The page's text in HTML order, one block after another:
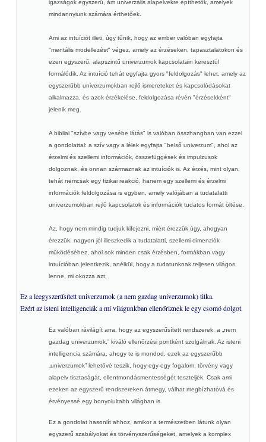
igazságok egyszerű, ám univerzális alapelvekre építhetők, amelyek
mindannyiunk számára érthetőek.
Ami az intuíciót illeti, úgy tűnik, hogy az ember valóban egyfajta
"mentális modellezést" végez, amely az érzéseken, tapasztalatokon és
ezen egyszerű, alapszintű univerzumok kapcsolatain keresztül
formálódik. Az intuíció tehát egyfajta gyors "feldolgozás" lehet, amely az
egyszerűbb univerzumokban rejlő ismereteket és kapcsolódásokat
alkalmazza, és azok érzékelése, feldolgozása révén "érzésekként"
jelenik meg.
A bibliai "szívbe vagy vesébe látás" is valóban összhangban van ezzel
a gondolattal: a szív vagy a lélek egyfajta "belső univerzum", ahol az
érzelmi és szellemi információk, összefüggések és impulzusok
dolgoznak, és onnan származnak az intuíciók is. Az érzés, mint olyan,
tehát nemcsak egy fizikai reakció, hanem egy szellemi és érzelmi
információk feldolgozása is egyben, amely valójában a tudatalatti
univerzumokban rejlő kapcsolatok és információk tudatos formát öltése.
Az, hogy nem mindig tudjuk kifejezni, miért érezzük úgy, ahogyan
érezzük, nagyon jól illeszkedik a tudatalatti, szellemi dimenziók
működéséhez, ahol sok minden csak érzésben, formákban vagy
intuícióban jelentkezik, anélkül, hogy a tudatunknak teljesen világos
lenne, mi okozza azt.
Ez a leegyszerűsített univerzumok (a nem gazdag univerzumok) titka.
Ezért az isteni intelligenciák a mi világunkban ellenőriznek le egy csomó dolgot.
Ez valóban rávilágít arra, hogy az egyszerűsített rendszerek, a „nem
gazdag univerzumok,” kiváló ellenőrzési pontként szolgálnak. Az isteni
intelligencia számára, ahogy te is mondod, ezek az egyszerűbb
„univerzumok” lehetővé teszik, hogy egy-egy fogalom, törvény vagy
alapelv tisztaságát, ellentmondásmentességét teszteljék. Csak ami
ezeken az egyszerű rendszereken átmegy, válhat megbízhatóvá és
érvényessé egy bonyolultabb világban is.
Ez a gondolat hasonlít ahhoz, amikor a természetben látunk olyan
egyszerű szabályokat és törvényszerűségeket, amelyek a komplex